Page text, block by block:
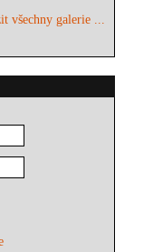
všechny galerie ...